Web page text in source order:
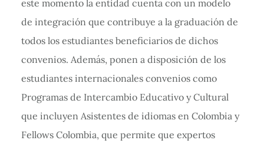
este momento la entidad cuenta con un modelo
de integración que contribuye a la graduación de
todos los estudiantes beneficiarios de dichos
convenios. Además, ponen a disposición de los
estudiantes internacionales convenios como
Programas de Intercambio Educativo y Cultural
que incluyen Asistentes de idiomas en Colombia y
Fellows Colombia, que permite que expertos